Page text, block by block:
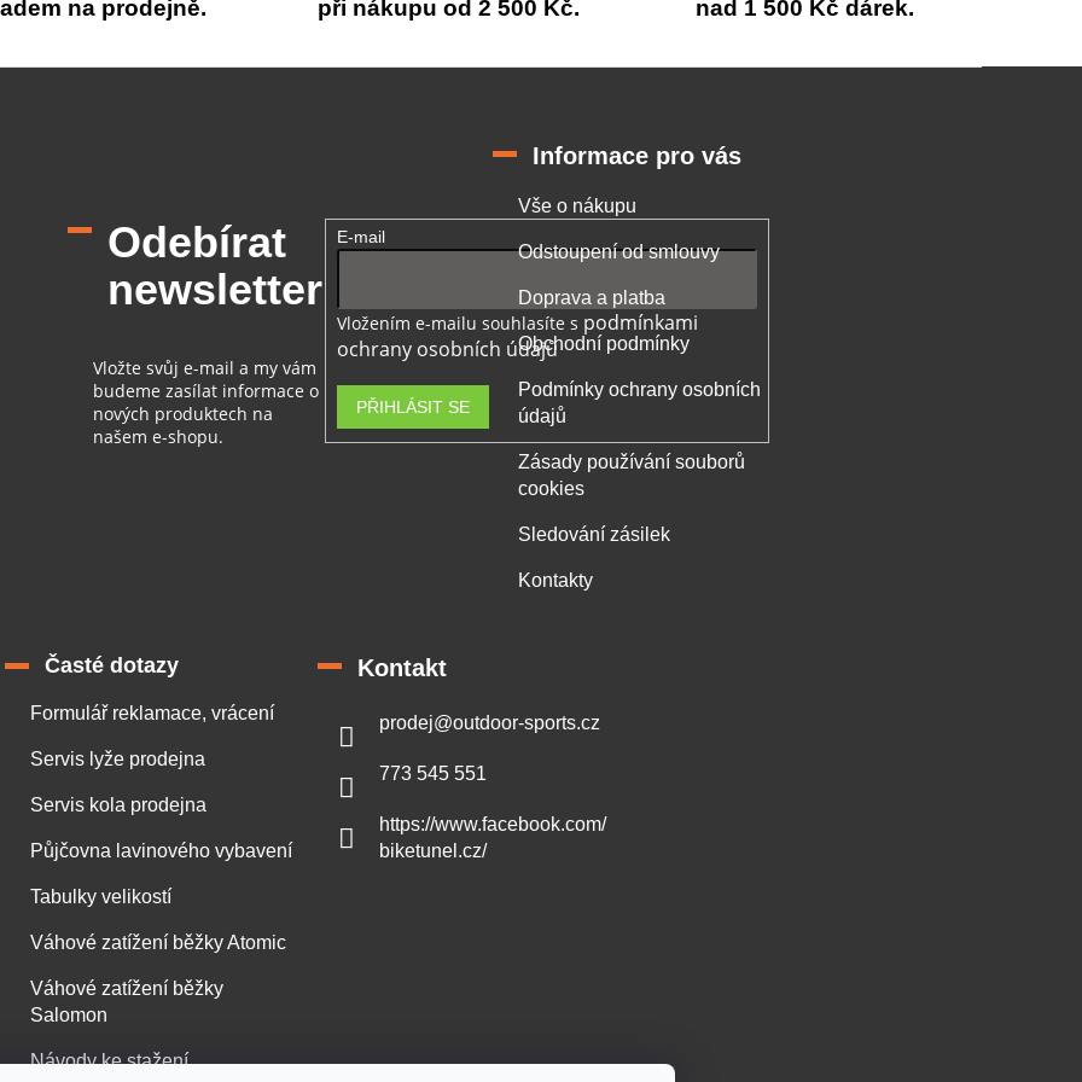
k
na prodejně.
při nákupu od 2 500 Kč.
nad 1 500 Kč dárek.
Odebírat
newsletter
Vložte svůj e-mail a my vám
budeme zasílat informace o
nových produktech na
našem e-shopu.
E-mail
Vložením e-mailu souhlasíte s podmínkami
ochrany osobních údajů
PŘIHLÁSIT SE
Informace pro vás
Vše o nákupu
Odstoupení od smlouvy
Doprava a platba
Obchodní podmínky
Podmínky ochrany osobních
údajů
Zásady používání souborů
cookies
Sledování zásilek
Kontakty
Časté dotazy
Formulář reklamace, vrácení
Servis lyže prodejna
Servis kola prodejna
Půjčovna lavinového vybavení
Tabulky velikostí
Váhové zatížení běžky Atomic
Váhové zatížení běžky
Salomon
Návody ke stažení
Kontakt
prodej@outdoor-sports.cz
773 545 551
https://www.facebook.com/
biketunel.cz/